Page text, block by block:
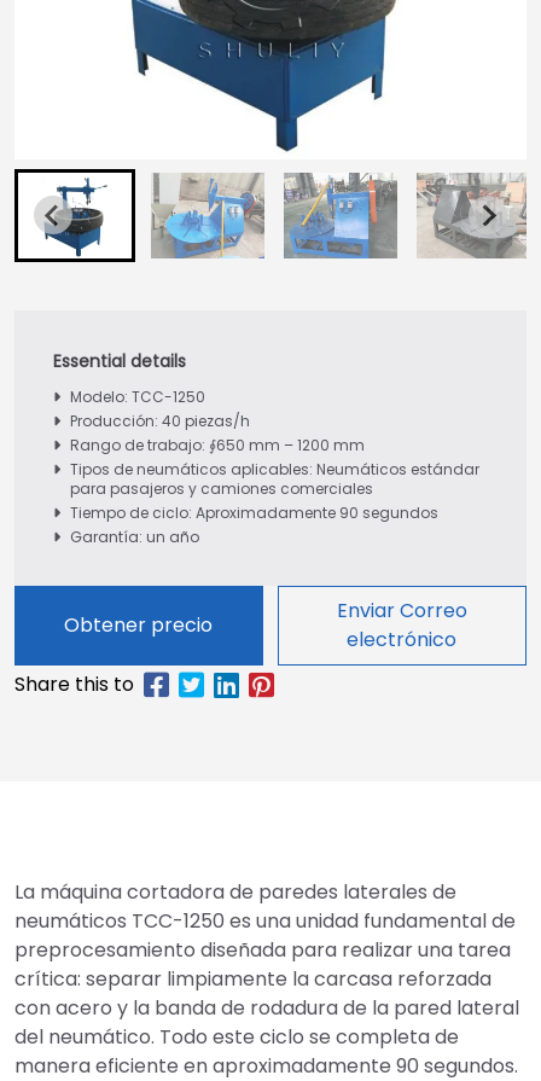
Modelo: TCC-1250
Producción: 40 piezas/h
Rango de trabajo: ∮650 mm – 1200 mm
Tipos de neumáticos aplicables: Neumáticos estándar
para pasajeros y camiones comerciales
Tiempo de ciclo: Aproximadamente 90 segundos
Garantía: un año
Obtener precio
Enviar Correo
electrónico
La máquina cortadora de paredes laterales de
neumáticos TCC-1250 es una unidad fundamental de
preprocesamiento diseñada para realizar una tarea
crítica: separar limpiamente la carcasa reforzada
con acero y la banda de rodadura de la pared lateral
del neumático. Todo este ciclo se completa de
manera eficiente en aproximadamente 90 segundos.